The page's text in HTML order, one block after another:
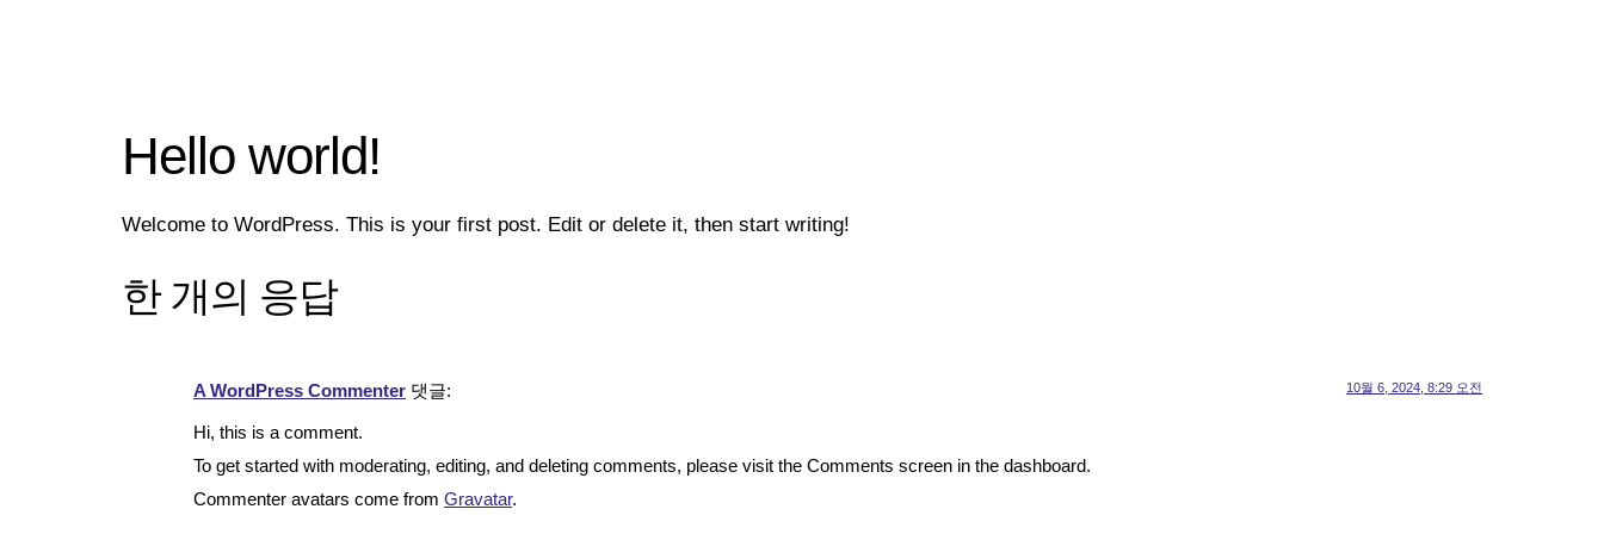
Hello world!
Welcome to WordPress. This is your first post. Edit or delete it, then start writing!
한 개의 응답
A WordPress Commenter 댓글: 10월 6, 2024, 8:29 오전
Hi, this is a comment.
To get started with moderating, editing, and deleting comments, please visit the Comments screen in the dashboard.
Commenter avatars come from Gravatar.